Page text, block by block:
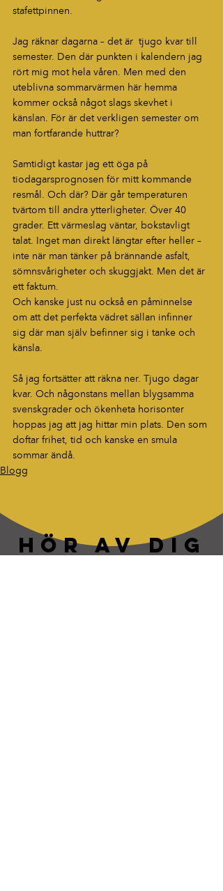
stafettpinnen.
Jag räknar dagarna – det är  tjugo kvar till
semester. Den där punkten i kalendern jag
rört mig mot hela våren. Men med den
uteblivna sommarvärmen här hemma
kommer också något slags skevhet i
känslan. För är det verkligen semester om
man fortfarande huttrar?
Samtidigt kastar jag ett öga på
tiodagarsprognosen för mitt kommande
resmål. Och där? Där går temperaturen
tvärtom till andra ytterligheter. Över 40
grader. Ett värmeslag väntar, bokstavligt
talat. Inget man direkt längtar efter heller –
inte när man tänker på brännande asfalt,
sömnsvårigheter och skuggjakt. Men det är
ett faktum.
Och kanske just nu också en påminnelse
om att det perfekta vädret sällan infinner
sig där man själv befinner sig i tanke och
känsla.
Så jag fortsätter att räkna ner. Tjugo dagar
kvar. Och någonstans mellan blygsamma
svenskgrader och ökenheta horisonter
hoppas jag att jag hittar min plats. Den som
doftar frihet, tid och kanske en smula
sommar ändå.
Blogg
HÖR AV DIG